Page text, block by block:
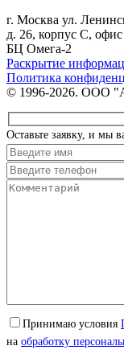
г. Москва ул.
д. 26, корпус С,
БЦ Омега-2
Раскрытие
Политика
© 1996-2026. ООО
Оставьте заявку, и мы
Принимаю условия
на обработку